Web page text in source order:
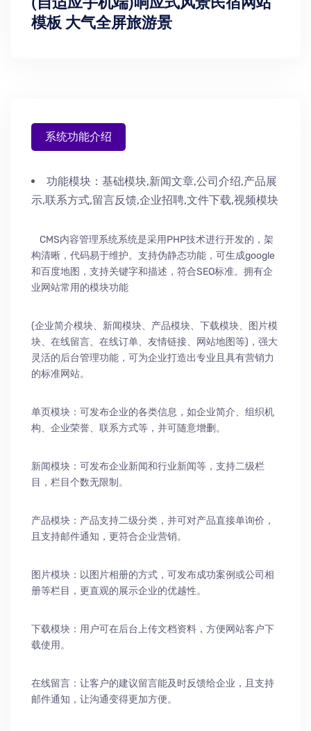
模板 大气全屏旅游景
系统功能介绍
功能模块： 基础模块,新闻文章,公司介绍,产品展
示,联系方式,留言反馈,企业招聘,文件下载,视频模块
CMS内容管理系统系统是采用PHP技术进行开发的，架
构清晰，代码易于维护。支持伪静态功能，可生成google
和百度地图，支持关键字和描述，符合SEO标准。拥有企
业网站常用的模块功能
(企业简介模块、新闻模块、产品模块、下载模块、图片模
块、在线留言、在线订单、友情链接、网站地图等)，强大
灵活的后台管理功能，可为企业打造出专业且具有营销力
的标准网站。
单页模块：可发布企业的各类信息，如企业简介、组织机
构、企业荣誉、联系方式等，并可随意增删。
新闻模块：可发布企业新闻和行业新闻等，支持二级栏
目，栏目个数无限制。
产品模块：产品支持二级分类，并可对产品直接单询价，
且支持邮件通知，更符合企业营销。
图片模块：以图片相册的方式，可发布成功案例或公司相
册等栏目，更直观的展示企业的优越性。
下载模块：用户可在后台上传文档资料，方便网站客户下
载使用。
在线留言：让客户的建议留言能及时反馈给企业，且支持
邮件通知，让沟通变得更加方便。